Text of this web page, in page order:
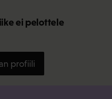
ei pelottele
profiili